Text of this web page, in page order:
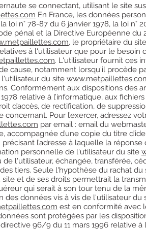
se connectant, utilisant le site
En France, les données
loi n° 78-87 du 6 janvier 1978, la loi n°
pénal et la Directive Européenne du
, le propriétaire du
à l'utilisateur que pour le besoin
. L'utilisateur fournit ces
cause, notamment lorsqu'il procède
du site
Conformément aux dispositions des
relative à l’informatique, aux
d’accès, de rectification, de
concernant. Pour l’exercer, adressez
par email : email du
accompagnée d’une copie du titre
l’adresse à laquelle la
personnelle de l'utilisateur du site
de l'utilisateur, échangée, transférée,
tiers. Seule l'hypothèse du rachat du
site et de ses droits permettrait la
qui serait à son tour tenu de la
des données vis à vis de l'utilisateur du
est en conformité avec
sont protégées par les
96/9 du 11 mars 1996 relative